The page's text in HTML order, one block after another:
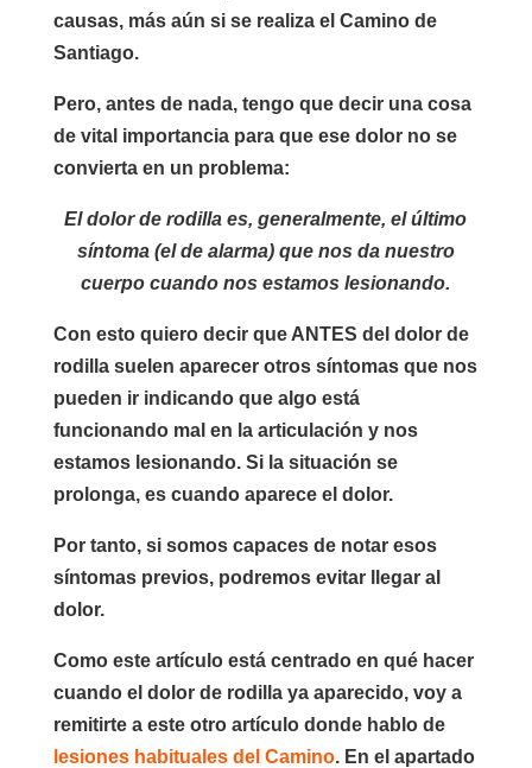
causas, más aún si se realiza el Camino de
Santiago.
Pero, antes de nada, tengo que decir una cosa
de vital importancia para que ese dolor no se
convierta en un problema:
El dolor de rodilla es, generalmente, el último
síntoma (el de alarma) que nos da nuestro
cuerpo cuando nos estamos lesionando.
Con esto quiero decir que ANTES del dolor de
rodilla suelen aparecer otros síntomas que nos
pueden ir indicando que algo está
funcionando mal en la articulación y nos
estamos lesionando. Si la situación se
prolonga, es cuando aparece el dolor.
Por tanto, si somos capaces de notar esos
síntomas previos, podremos evitar llegar al
dolor.
Como este artículo está centrado en qué hacer
cuando el dolor de rodilla ya aparecido, voy a
remitirte a este otro artículo donde hablo de
lesiones habituales del Camino. En el apartado